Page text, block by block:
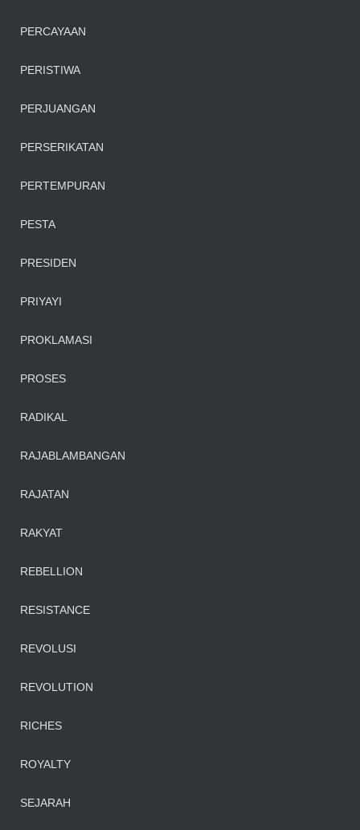
PERCAYAAN
PERISTIWA
PERJUANGAN
PERSERIKATAN
PERTEMPURAN
PESTA
PRESIDEN
PRIYAYI
PROKLAMASI
PROSES
RADIKAL
RAJABLAMBANGAN
RAJATAN
RAKYAT
REBELLION
RESISTANCE
REVOLUSI
REVOLUTION
RICHES
ROYALTY
SEJARAH